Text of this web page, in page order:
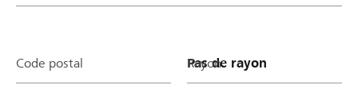
Code postal Rayon